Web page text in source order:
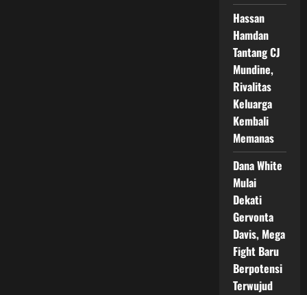
Hassan
Hamdan
Tantang CJ
Mundine,
Rivalitas
Keluarga
Kembali
Memanas
Dana White
Mulai
Dekati
Gervonta
Davis, Mega
Fight Baru
Berpotensi
Terwujud